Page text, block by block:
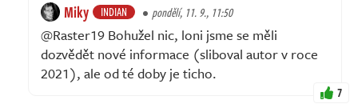
Miky INDIAN pondělí, 11. 9., 11:50
@Raster19 Bohužel nic, loni jsme se měli
dozvědět nové informace (sliboval autor v roce
2021), ale od té doby je ticho.
7